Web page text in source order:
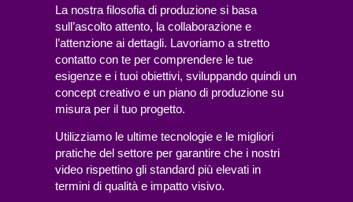
La nostra filosofia di produzione si basa
sull’ascolto attento, la collaborazione e
l’attenzione ai dettagli. Lavoriamo a stretto
contatto con te per comprendere le tue
esigenze e i tuoi obiettivi, sviluppando quindi un
concept creativo e un piano di produzione su
misura per il tuo progetto.
Utilizziamo le ultime tecnologie e le migliori
pratiche del settore per garantire che i nostri
video rispettino gli standard più elevati in
termini di qualità e impatto visivo.